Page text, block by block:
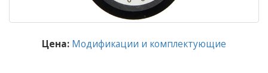
Цена: Модификации и комплектующие